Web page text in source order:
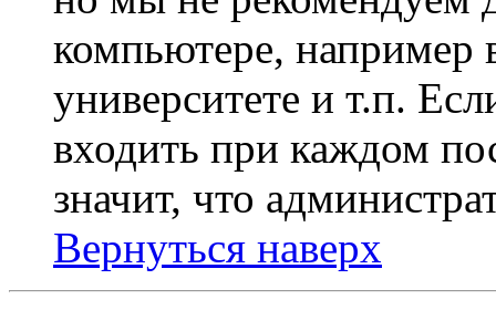
компьютере, например
университете и т.п.
входить при каждом
значит, что
Вернуться наверх